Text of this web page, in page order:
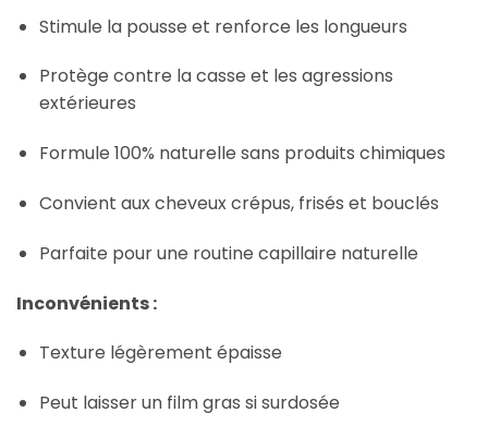
Stimule la pousse et renforce les longueurs
Protège contre la casse et les agressions
extérieures
Formule 100% naturelle sans produits chimiques
Convient aux cheveux crépus, frisés et bouclés
Parfaite pour une routine capillaire naturelle
Inconvénients :
Texture légèrement épaisse
Peut laisser un film gras si surdosée